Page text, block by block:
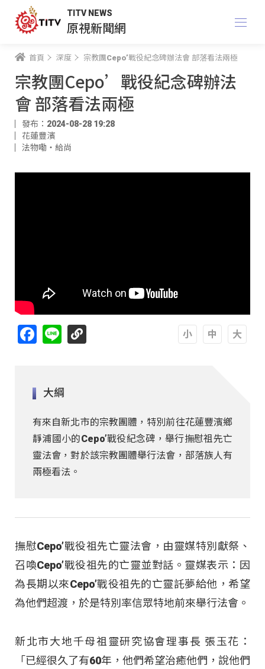
TITV NEWS
原視新聞網
首頁 深度 宗教團Cepo’戰役紀念碑辦法會 部落看法兩極
宗教團Cepo’戰役紀念碑辦法
會 部落看法兩極
發布：2024-08-28 19:28
花蓮豐濱
法物嘞‧給尚
Facebook
Line
大綱
有來自新北市的宗教團體，特別前往花蓮豐濱鄉
靜浦國小的Cepo’戰役紀念碑，舉行撫慰祖先亡
靈法會，對於該宗教團體舉行法會，部落族人有
兩極看法。
撫慰Cepo’戰役祖先亡靈法會，由靈媒特別獻祭、
召喚Cepo’戰役祖先的亡靈並對話。靈媒表示：因
為長期以來Cepo’戰役祖先的亡靈託夢給他，希望
為他們超渡，於是特別率信眾特地前來舉行法會。
新北市大地千母祖靈研究協會理事長 張玉花：
「已經很久了有60年，他們希望治癒他們，說他們